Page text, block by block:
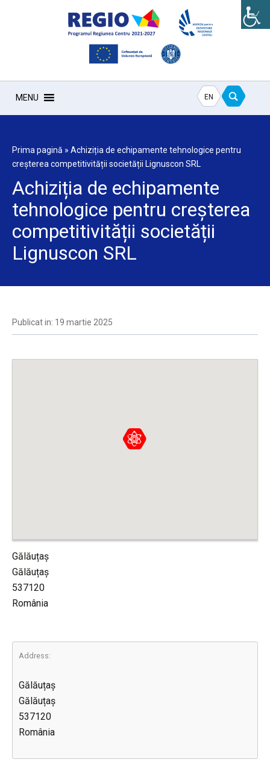
MENU EN
Prima pagină » Achiziția de echipamente tehnologice pentru
creșterea competitivității societății Lignuscon SRL
Achiziția de echipamente
tehnologice pentru creșterea
competitivității societății
Lignuscon SRL
Publicat in: 19 martie 2025
Gălăuțaș
Gălăuțaș
537120
România
Address:
Gălăuțaș
Gălăuțaș
537120
România